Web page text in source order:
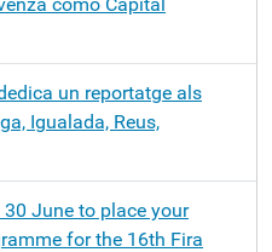
un reportatge als
Igualada, Reus,
June to place your
for the 16th Fira